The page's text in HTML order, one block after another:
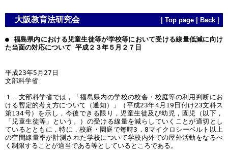
大阪教育法研究会 Top page Back
● 福島県内における児童生徒等が学校等において受ける線量低減に向け
た当面の対応について 平成２３年５月２７日
平成23年5月27日
文部科学省
１．文部科学省では，「福島県内の学校の校舎・校庭等の利用判断にお
ける暫定的考え方について（通知）」（平成23年4月19日付け23文科ス
第134号）を示し，今後できる限り，児童生徒及び幼児，園児（以下，
「児童生徒等」という。）の受ける線量を減らしていくことが適切とし
ているとともに，特に，校庭・園庭で毎時3．8マイクロシーベルト以上
の空間線量率が計測された学校について学校内外での屋外活動をなるべ
く制限することが適当である等としているところである。